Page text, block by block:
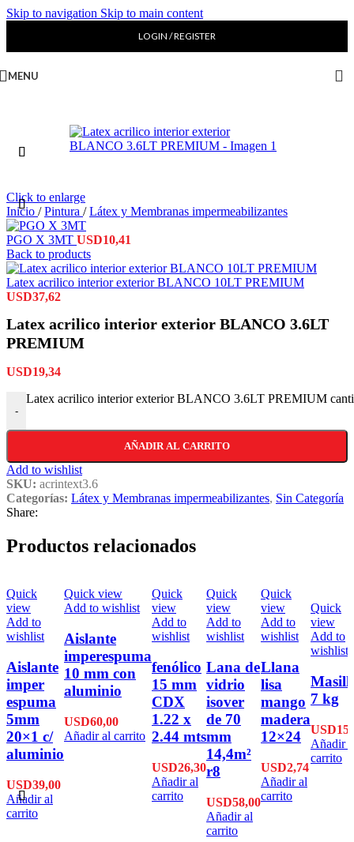
Skip to navigation Skip to main content
LOGIN / REGISTER
MENU
Click to enlarge
Inicio / Pintura / Látex y Membranas impermeabilizantes
PGO X 3MT USD10,41
Back to products
Latex acrilico interior exterior BLANCO 10LT PREMIUM
USD37,62
Latex acrilico interior exterior BLANCO 3.6LT
PREMIUM
USD19,34
-
Latex acrilico interior exterior BLANCO 3.6LT PREMIUM
AÑADIR AL CARRITO
Add to wishlist
SKU: acrintext3.6
Categorías: Látex y Membranas impermeabilizantes, Sin Categoría
Share:
Productos relacionados
Quick
view
Add to
wishlist
Aislante
imper
espuma
5mm
20×1 c/
aluminio
USD39,00
Añadir al
carrito
Quick view
Add to wishlist
Aislante
imperespuma
10 mm con
aluminio
USD60,00
Añadir al carrito
Quick
view
Add to
wishlist
fenólico
15 mm
CDX
1.22 x
2.44 mts
USD26,30
Añadir al
carrito
Quick
view
Add to
wishlist
Lana de
vidrio
isover
de 70
mm
14,4m²
r8
USD58,00
Añadir al
carrito
Quick
view
Add to
wishlist
Llana
lisa
mango
madera
12×24
USD2,74
Añadir al
carrito
Quick
view
Add to
wishlist
7 kg
USD
Añadir
carrito